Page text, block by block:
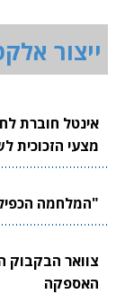
ייצור
אינטל חוברת
מצעי הזכוכית
"המלחמה הכפילה פי 5 את שוק
האספקה